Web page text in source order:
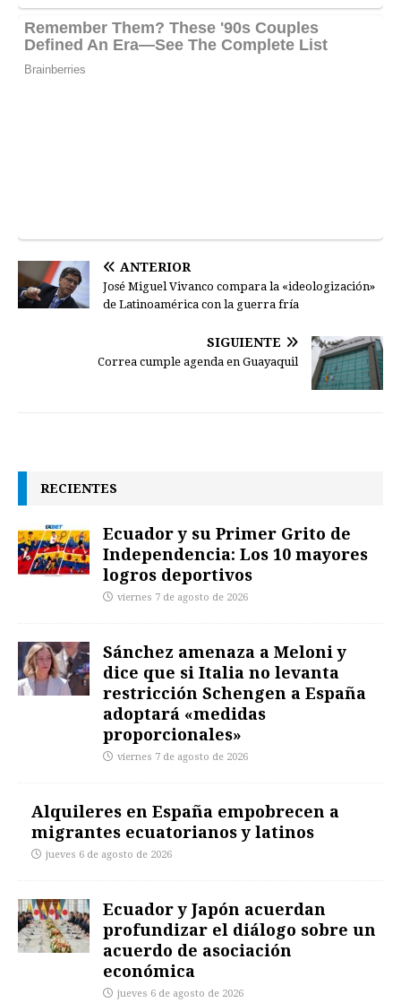
ANTERIOR
José Miguel Vivanco compara la «ideologización»
de Latinoamérica con la guerra fría
SIGUIENTE
Correa cumple agenda en Guayaquil
RECIENTES
Ecuador y su Primer Grito de
Independencia: Los 10 mayores
logros deportivos
viernes 7 de agosto de 2026
Sánchez amenaza a Meloni y
dice que si Italia no levanta
restricción Schengen a España
adoptará «medidas
proporcionales»
viernes 7 de agosto de 2026
Alquileres en España empobrecen a
migrantes ecuatorianos y latinos
jueves 6 de agosto de 2026
Ecuador y Japón acuerdan
profundizar el diálogo sobre un
acuerdo de asociación
económica
jueves 6 de agosto de 2026